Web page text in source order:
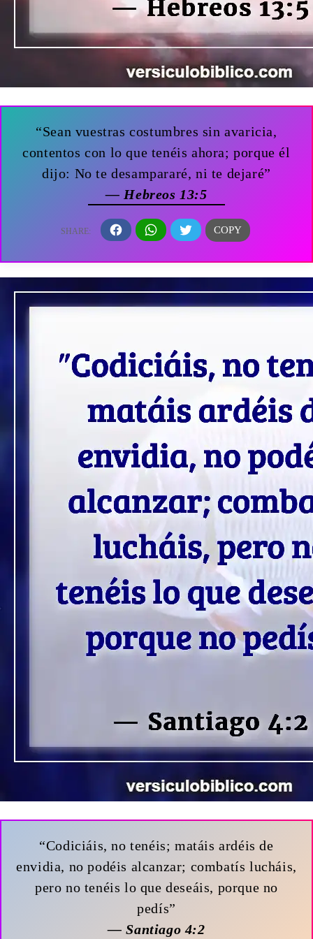
“Sean vuestras costumbres sin avaricia,
contentos con lo que tenéis ahora; porque él
dijo: No te desampararé, ni te dejaré”
— Hebreos 13:5
“Codiciáis, no tenéis; matáis ardéis de
envidia, no podéis alcanzar; combatís lucháis,
pero no tenéis lo que deseáis, porque no
pedís”
— Santiago 4:2